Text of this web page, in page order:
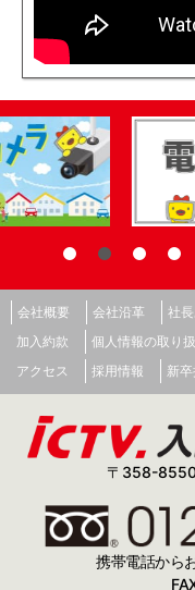
会社概要 会社沿革 社
加入約款
個人情報の取り
アクセス
採用情報 新
〒358-
携帯電話から